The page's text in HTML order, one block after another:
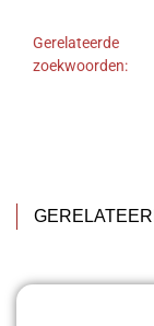
Gerelateerde
zoekwoorden: